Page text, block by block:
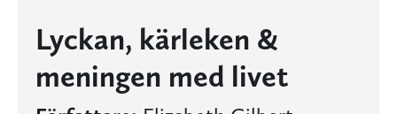
Lyckan, kärleken &
meningen med livet